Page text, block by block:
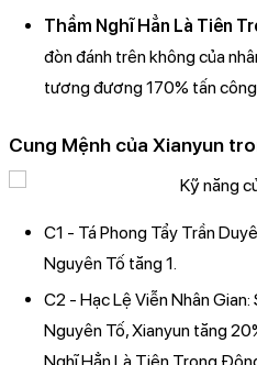
Thầm Nghĩ Hẳn Là Tiên
đòn đánh trên không của
tương đương 170% tấn công
Cung Mệnh của Xianyun
C1 - Tá Phong Tẩy Trần
Nguyên Tố tăng 1.
C2 - Hạc Lệ Viễn Nhân
Nguyên Tố, Xianyun tăng